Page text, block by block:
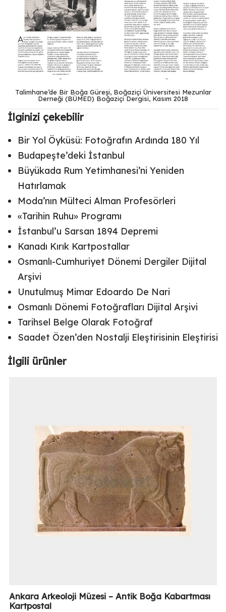
Talimhane’de Bir Boğa Güreşi, Boğaziçi Üniversitesi Mezunlar
Derneği (BÜMED) Boğaziçi Dergisi, Kasım 2018
İlginizi çekebilir
Bir Yol Öyküsü: Fotoğrafın Ardında 180 Yıl
Budapeşte’deki İstanbul
Büyükada Rum Yetimhanesi’ni Yeniden
Hatırlamak
Moda’nın Mülteci Alman Profesörleri
«Tarihin Ruhu» Programı
İstanbul’u Sarsan 1894 Depremi
Kanadı Kırık Kartpostallar
Osmanlı-Cumhuriyet Dönemi Dergiler Dijital
Arşivi
Unutulmuş Mimar Edoardo De Nari
Osmanlı Dönemi Fotoğrafları Dijital Arşivi
Tarihsel Belge Olarak Fotoğraf
Saadet Özen’den Nostalji Eleştirisinin Eleştirisi
İlgili ürünler
Ankara Arkeoloji Müzesi – Antik Boğa Kabartması
Kartpostal